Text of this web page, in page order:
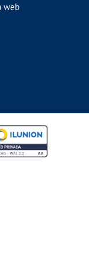
web